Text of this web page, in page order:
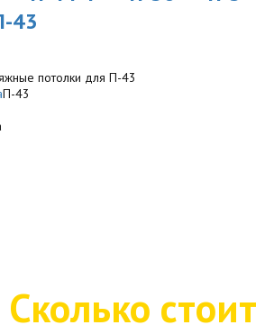
43
П-43
Сколько